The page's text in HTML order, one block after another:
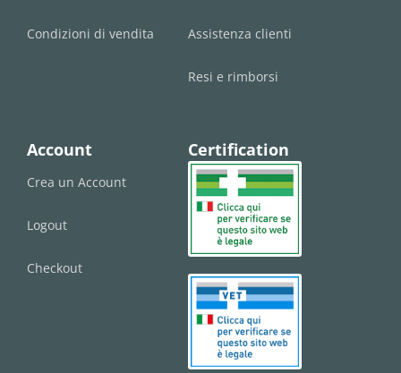
Condizioni di vendita Assistenza clienti
Resi e rimborsi
Account
Crea un Account
Logout
Checkout
Certification